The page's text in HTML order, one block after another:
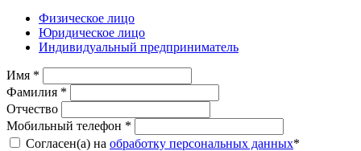
Физическое лицо
Юридическое лицо
Индивидуальный предприниматель
Имя *
Фамилия *
Отчество
Мобильный телефон *
Согласен(а) на обработку персональных данных*